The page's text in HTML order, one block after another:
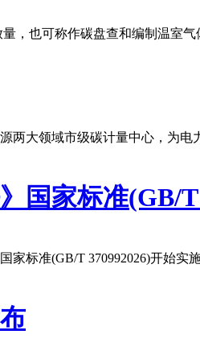
，也可称作碳盘查和编制温室气
大领域市级碳计量中心，为
国家标准(GB/
标准(GB/T 370992026)开始